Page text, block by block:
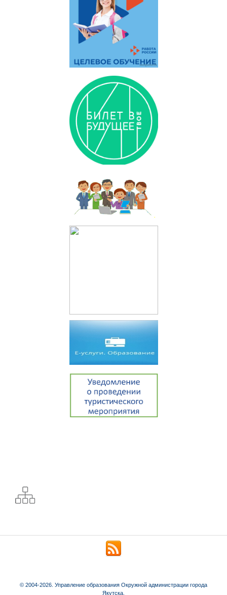
© 2004-2026. Управление образования Окружной администрации города
Якутска.